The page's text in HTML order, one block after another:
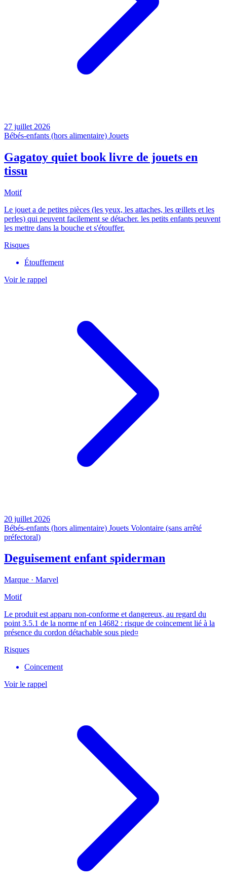
27 juillet 2026
Bébés-enfants (hors alimentaire) Jouets
Gagatoy quiet book livre de jouets en
tissu
Motif
Le jouet a de petites pièces (les yeux, les attaches, les œillets et les
perles) qui peuvent facilement se détacher. les petits enfants peuvent
les mettre dans la bouche et s'étouffer.
Risques
Étouffement
Voir le rappel
20 juillet 2026
Bébés-enfants (hors alimentaire) Jouets Volontaire (sans arrêté
préfectoral)
Deguisement enfant spiderman
Marque · Marvel
Motif
Le produit est apparu non-conforme et dangereux, au regard du
point 3.5.1 de la norme nf en 14682 : risque de coincement lié à la
présence du cordon détachable sous pied¤
Risques
Coincement
Voir le rappel